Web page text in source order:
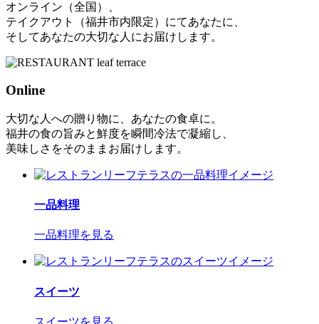
オンライン（全国）、
テイクアウト（福井市内限定）にてあなたに、
そしてあなたの大切な人にお届けします。
Online
大切な人への贈り物に、あなたの食卓に。
福井の食の旨みと鮮度を瞬間冷法で凝縮し、
美味しさをそのままお届けします。
一品料理
一品料理を見る
スイーツ
スイーツを見る